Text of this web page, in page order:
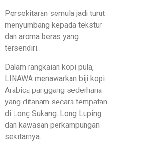
Persekitaran semula jadi turut
menyumbang kepada tekstur
dan aroma beras yang
tersendiri.
Dalam rangkaian kopi pula,
LINAWA menawarkan biji kopi
Arabica panggang sederhana
yang ditanam secara tempatan
di Long Sukang, Long Luping
dan kawasan perkampungan
sekitarnya.